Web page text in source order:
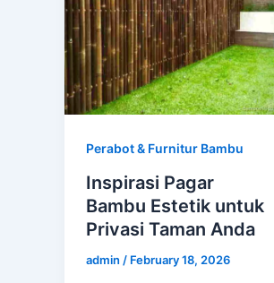
Perabot & Furnitur Bambu
Inspirasi Pagar
Bambu Estetik untuk
Privasi Taman Anda
admin / February 18, 2026